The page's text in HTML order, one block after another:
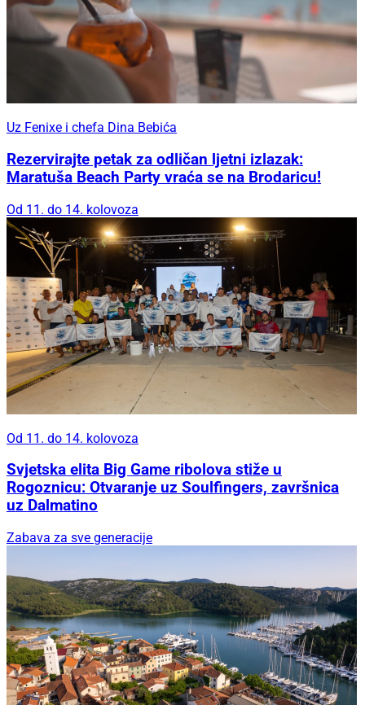
Uz Fenixe i chefa Dina Bebića
Rezervirajte petak za odličan ljetni izlazak:
Maratuša Beach Party vraća se na Brodaricu!
Od 11. do 14. kolovoza
Od 11. do 14. kolovoza
Svjetska elita Big Game ribolova stiže u
Rogoznicu: Otvaranje uz Soulfingers, završnica
uz Dalmatino
Zabava za sve generacije